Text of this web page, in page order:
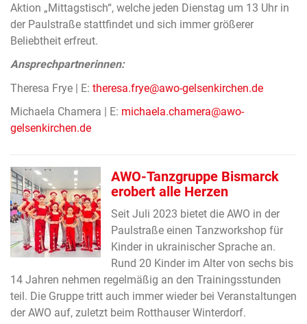
Aktion „Mittagstisch“, welche jeden Dienstag um 13 Uhr in
der Paulstraße stattfindet und sich immer größerer
Beliebtheit erfreut.
Ansprechpartnerinnen:
Theresa Frye | E: theresa.frye@awo-gelsenkirchen.de
Michaela Chamera | E: michaela.chamera@awo-
gelsenkirchen.de
AWO-Tanzgruppe Bismarck
erobert alle Herzen
Seit Juli 2023 bietet die AWO in der
Paulstraße einen Tanzworkshop für
Kinder in ukrainischer Sprache an.
Rund 20 Kinder im Alter von sechs bis
14 Jahren nehmen regelmäßig an den Trainingsstunden
teil. Die Gruppe tritt auch immer wieder bei Veranstaltungen
der AWO auf, zuletzt beim Rotthauser Winterdorf.